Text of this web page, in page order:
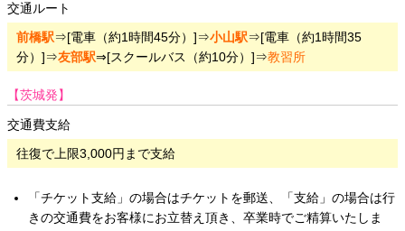
交通ルート
前橋駅⇒[電車（約1時間45分）]⇒小山駅⇒[電車（約1時間35
分）]⇒友部駅⇒[スクールバス（約10分）]⇒教習所
【茨城発】
交通費支給
往復で上限3,000円まで支給
「チケット支給」の場合はチケットを郵送、「支給」の場合は行
きの交通費をお客様にお立替え頂き、卒業時でご精算いたしま